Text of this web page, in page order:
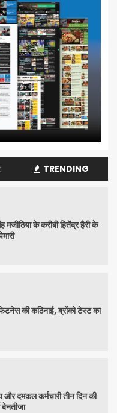
TRENDING
मजीठिया के करीबी हितेंद्र हैरी के
की कठिनाई, ब्रोंको टेस्ट का
और दमकल कर्मचारी तीन दिन की
बेनतीजा